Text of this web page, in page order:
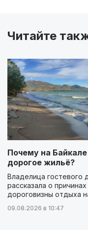
Читайте
Почему на
дорогое жильё?
Владелица гостевого
рассказала о причинах
дороговизны отдыха
09.08.2026 в 10:47